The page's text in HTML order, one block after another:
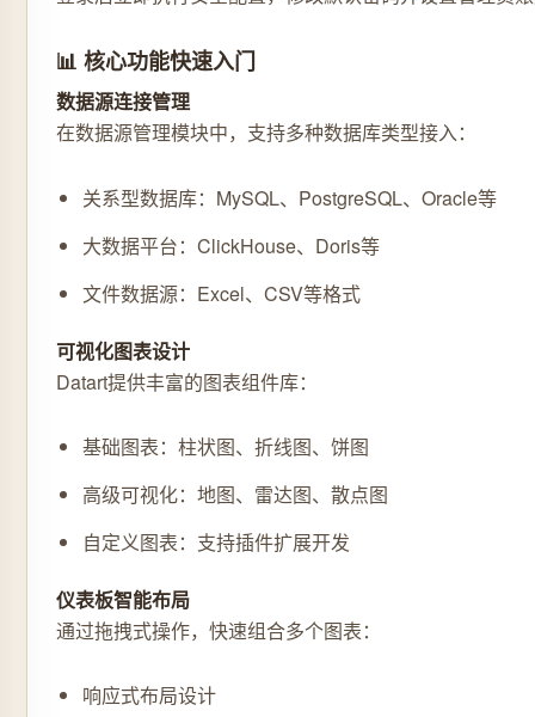
📊 核心功能快速入门
数据源连接管理
在数据源管理模块中，支持多种数据库类型接入：
关系型数据库：MySQL、PostgreSQL、Oracle等
大数据平台：ClickHouse、Doris等
文件数据源：Excel、CSV等格式
可视化图表设计
Datart提供丰富的图表组件库：
基础图表：柱状图、折线图、饼图
高级可视化：地图、雷达图、散点图
自定义图表：支持插件扩展开发
仪表板智能布局
通过拖拽式操作，快速组合多个图表：
响应式布局设计